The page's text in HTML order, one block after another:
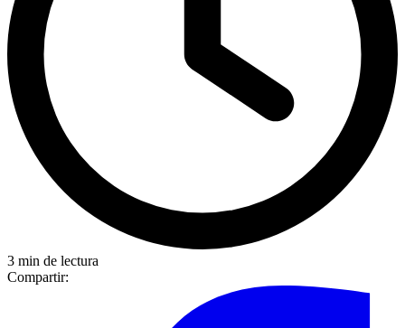
3 min de lectura
Compartir: